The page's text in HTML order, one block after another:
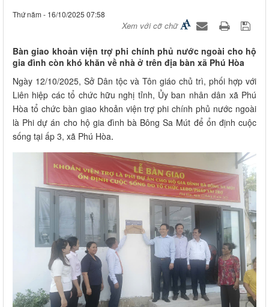
Thứ năm - 16/10/2025 07:58
Xem với cỡ chữ
Bàn giao khoản viện trợ phi chính phủ nước ngoài cho hộ
gia đình còn khó khăn về nhà ở trên địa bàn xã Phú Hòa
Ngày 12/10/2025, Sở Dân tộc và Tôn giáo chủ trì, phối hợp với
Liên hiệp các tổ chức hữu nghị tỉnh, Ủy ban nhân dân xã Phú
Hòa tổ chức bàn giao khoản viện trợ phi chính phủ nước ngoài
là Phi dự án cho hộ gia đình bà Bông Sa Mút để ổn định cuộc
sống tại ấp 3, xã Phú Hòa.